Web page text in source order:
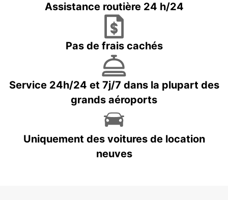
Assistance routière 24 h/24
Pas de frais cachés
Service 24h/24 et 7j/7 dans la plupart des
grands aéroports
Uniquement des voitures de location
neuves